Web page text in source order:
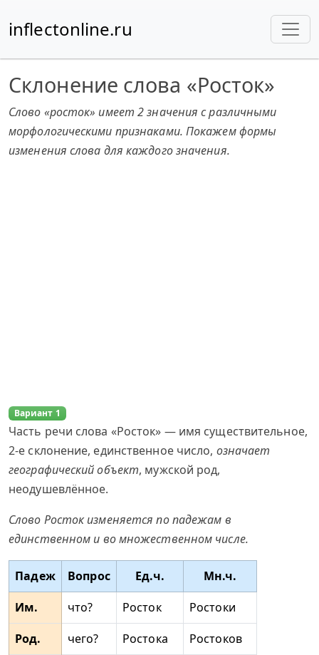
inflectonline.ru
Склонение слова «Росток»
Слово «росток» имеет 2 значения с различными
морфологическими признаками. Покажем формы
изменения слова для каждого значения.
Вариант 1
Часть речи слова «Росток» — имя существительное,
2-е склонение, единственное число, означает
географический объект, мужской род,
неодушевлённое.
Слово Росток изменяется по падежам в
единственном и во множественном числе.
Падеж Вопрос Ед.ч.
Мн.ч.
Им.
что? Росток
Ростоки
Род.
чего? Ростока
Ростоков